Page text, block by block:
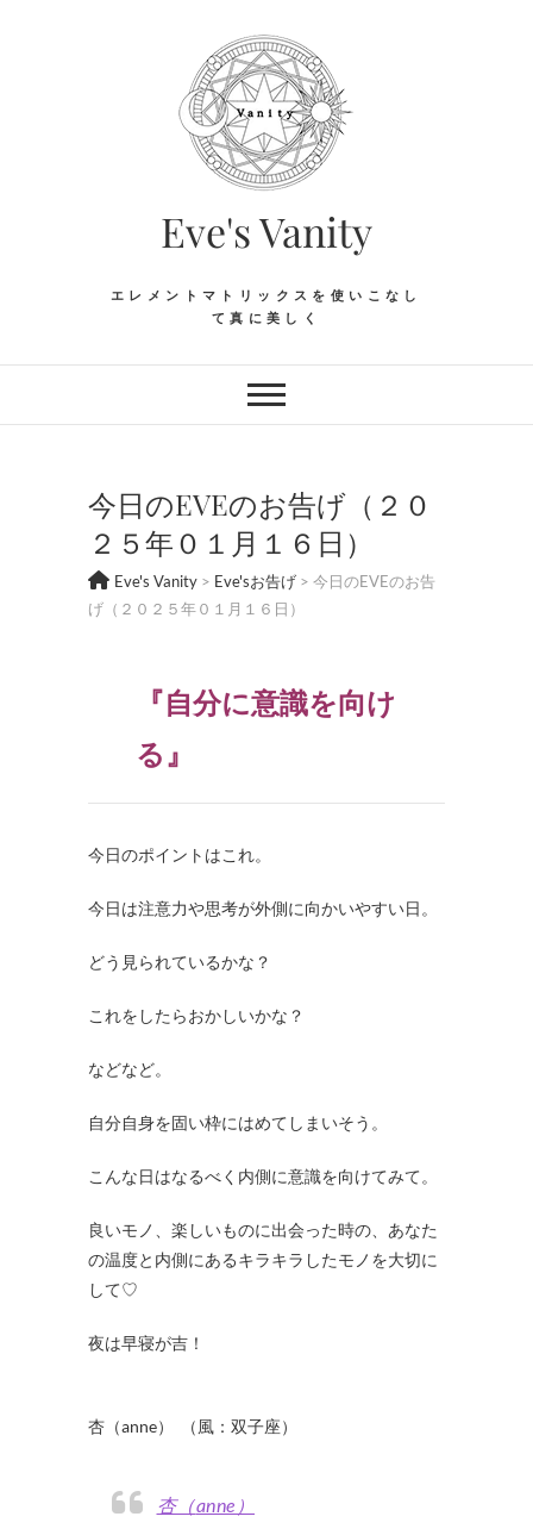
Eve's Vanity
エレメントマトリックスを使いこなし
て真に美しく
今日のEVEのお告げ（２０
２５年０１月１６日）
Eve's Vanity > Eve'sお告げ > 今日のEVEのお告
げ（２０２５年０１月１６日）
『自分に意識を向け
る』
今日のポイントはこれ。
今日は注意力や思考が外側に向かいやすい日。
どう見られているかな？
これをしたらおかしいかな？
などなど。
自分自身を固い枠にはめてしまいそう。
こんな日はなるべく内側に意識を向けてみて。
良いモノ、楽しいものに出会った時の、あなた
の温度と内側にあるキラキラしたモノを大切に
して♡
夜は早寝が吉！
杏（anne） （風：双子座）
杏（anne）